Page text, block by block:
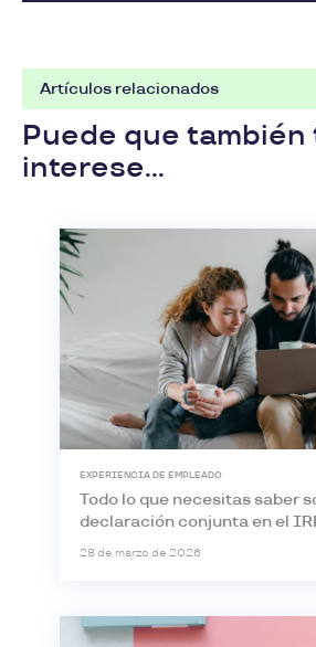
Artículos relacionados
Puede que también
interese...
EXPERIENCIA DE EMPLEADO
Todo lo que necesitas saber
declaración conjunta en el
28 de marzo de 2026